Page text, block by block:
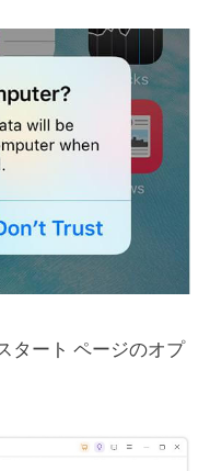
タート ページのオプ